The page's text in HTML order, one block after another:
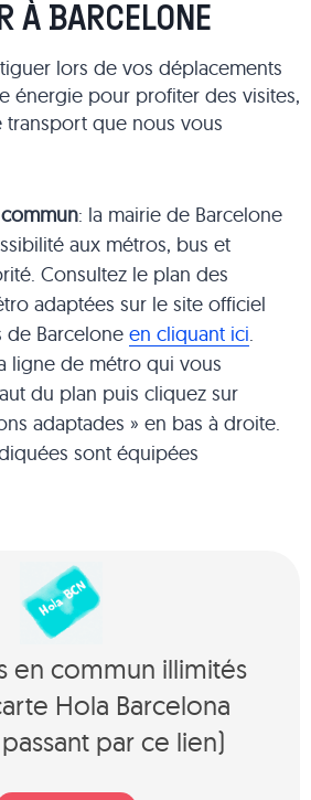
À BARCELONE
lors de vos déplacements
énergie pour profiter des visites,
que nous vous
: la mairie de Barcelone
aux métros, bus et
Consultez le plan des
adaptées sur le site officiel
de Barceloneen cliquant ici.
ligne de métro qui vous
du plan puis cliquez sur
adaptades » en bas à droite.
sont équipées
en commun illimités
Hola Barcelona
par ce lien)